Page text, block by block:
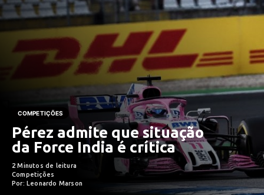
COMPETIÇÕES
Pérez admite que situação
da Force India é crítica
2 Minutos de leitura
Competições
Por: Leonardo Marson